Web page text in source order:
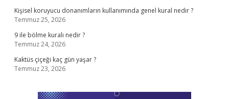
Kişisel koruyucu donanımların kullanımında genel kural nedir ?
Temmuz 25, 2026
9 ile bölme kuralı nedir ?
Temmuz 24, 2026
Kaktüs çiçeği kaç gün yaşar ?
Temmuz 23, 2026